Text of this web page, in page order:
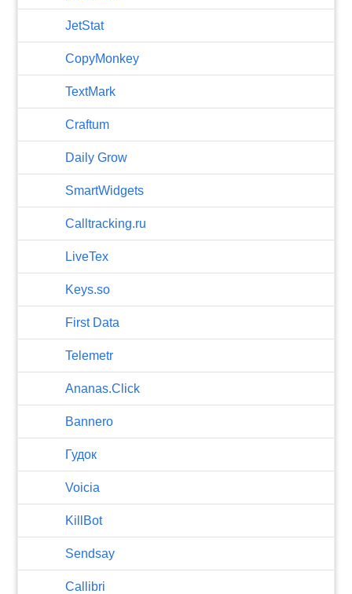
JetStat
CopyMonkey
TextMark
Craftum
​Daily Grow
SmartWidgets
Calltracking.ru
LiveTex
Keys.so
First Data
Telemetr
Ananas.Click
Bannero
Гудок
Voicia
KillBot
Sendsay
Callibri